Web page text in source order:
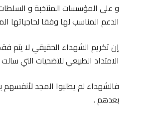
و على المؤسسات المنتخبة و
الدعم المناسب لها وفقا لحاجياتها
إن تكريم الشهداء الحقيقي لا يتم
الامتداد الطبيعي للتضحيات التي
فالشهداء لم يطلبوا المجد
بعدهم .